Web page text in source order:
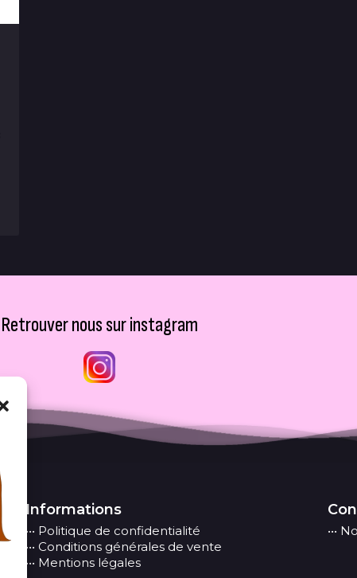
Retrouver nous sur instagram
Informations
••• Politique de confidentialité
••• Conditions générales de vente
••• Mentions légales
•••